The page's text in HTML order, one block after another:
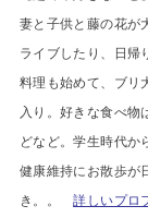
妻と子供と藤の花が
ライブしたり、日帰
料理も始めて、ブリ
入り。好きな食べ
どなど。学生時代か
健康維持にお散歩が
き。。詳しいプロ